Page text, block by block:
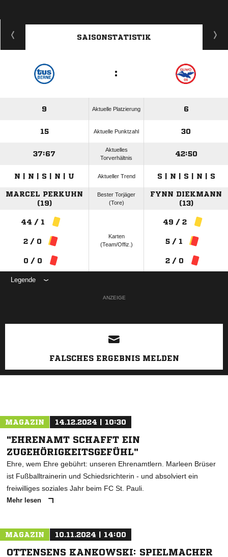
SAISONSTATISTIK
:
9 Aktuelle Platzierung 6
15 Aktuelle Punktzahl 30
37:67
Aktuelles
Torverhältnis
42:50
N | N | S | N | U Aktueller Trend S | N | S | N | S
MARCEL PERKUHN
(19)
Bester Torjäger
(Tore)
FYNN DIEKMANN
(13)
44 / 1
2 / 0
0 / 0
Karten
(Team/Offiz.)
49 / 2
5 / 1
2 / 0
Legende
ANZEIGE
FALSCHES ERGEBNIS MELDEN
MAGAZIN 14.12.2024 | 10:30
"EHRENAMT SCHAFFT EIN
ZUGEHÖRIGKEITSGEFÜHL"
Ehre, wem Ehre gebührt: unseren Ehrenamtlern. Marleen Brüser
ist Fußballtrainerin und Schiedsrichterin - und absolviert ein
freiwilliges soziales Jahr beim FC St. Pauli.
Mehr lesen
MAGAZIN 10.11.2024 | 14:00
OTTENSENS KANKOWSKI: SPIELMACHER